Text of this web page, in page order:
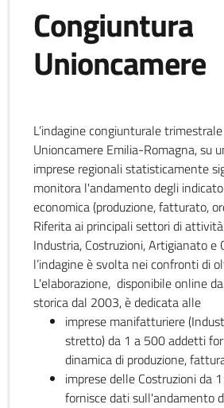
Congiuntura
Unioncamere
L’indagine congiunturale
Unioncamere Emilia-Romagna, su
imprese regionali statisticamente
monitora l'andamento degli
economica (produzione, fatturato,
Riferita ai principali settori di
Industria, Costruzioni, Artigianato e
l’indagine è svolta nei confronti di
L'elaborazione, disponibile online
storica dal 2003, è dedicata alle
imprese manifatturiere
stretto) da 1 a 500 addetti
dinamica di produzione,
imprese delle Costruzioni da
fornisce dati sull'andamento